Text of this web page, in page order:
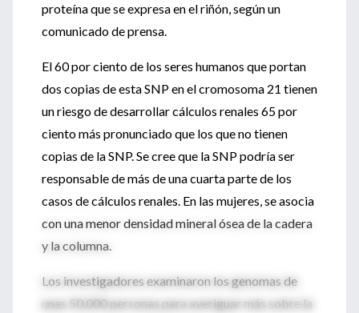
proteína que se expresa en el riñón, según un
comunicado de prensa.
El 60 por ciento de los seres humanos que portan
dos copias de esta SNP en el cromosoma 21 tienen
un riesgo de desarrollar cálculos renales 65 por
ciento más pronunciado que los que no tienen
copias de la SNP. Se cree que la SNP podría ser
responsable de más de una cuarta parte de los
casos de cálculos renales. En las mujeres, se asocia
con una menor densidad mineral ósea de la cadera
y la columna.
Los investigadores examinaron los genomas de
unas 50,000 personas para averiguar más sobre la